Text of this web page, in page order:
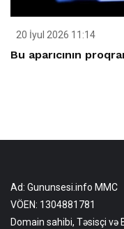
20 İyul 2026 11:14
Bu aparıcının
Ad: Gununsesi.info MMC
VÖEN: 1304881781
Domain sahibi, Təsisçi